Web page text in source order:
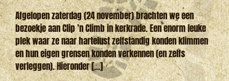
Afgelopen zaterdag (24 november) brachten we een
bezoekje aan Clip 'n Climb in kerkrade. Een enorm leuke
plek waar ze naar hartelust zelfstandig konden klimmen
en hun eigen grensen konden verkennen (en zelfs
verleggen). Hieronder [...]